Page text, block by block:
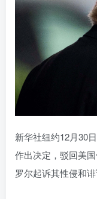
新华社纽约12月30
作出决定，驳回美
罗尔起诉其性侵和诽